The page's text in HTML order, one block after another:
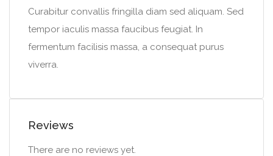
Curabitur convallis fringilla diam sed aliquam. Sed
tempor iaculis massa faucibus feugiat. In
fermentum facilisis massa, a consequat purus
viverra.
Reviews
There are no reviews yet.